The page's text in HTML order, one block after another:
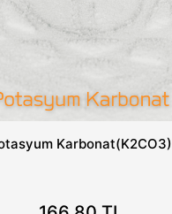
Karbonat(K2CO3)